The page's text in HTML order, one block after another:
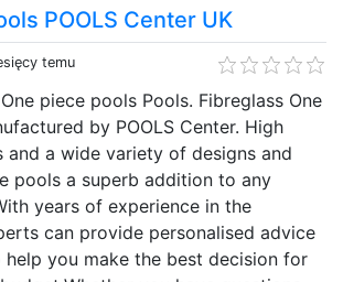
POOLS Center UK
temu
piece pools Pools. Fibreglass One
by POOLS Center. High
and a wide variety of designs and
pools a superb addition to any
years of experience in the
can provide personalised advice
help you make the best decision for